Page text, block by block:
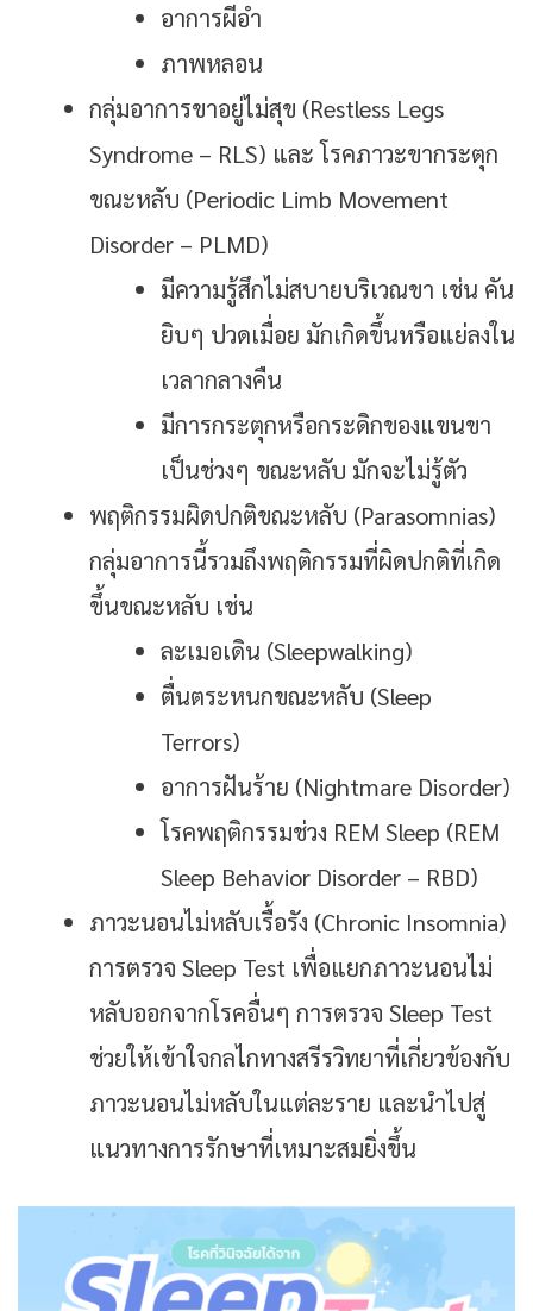
อาการผีอำ
ภาพหลอน
กลุ่มอาการขาอยู่ไม่สุข (Restless Legs
Syndrome – RLS) และโรคภาวะขากระตุก
ขณะหลับ (Periodic Limb Movement
Disorder – PLMD)
มีความรู้สึกไม่สบายบริเวณขา เช่น คัน
ยิบๆ ปวดเมื่อย มักเกิดขึ้นหรือแย่ลงใน
เวลากลางคืน
มีการกระตุกหรือกระดิกของแขนขา
เป็นช่วงๆ ขณะหลับ มักจะไม่รู้ตัว
พฤติกรรมผิดปกติขณะหลับ (Parasomnias)
กลุ่มอาการนี้รวมถึงพฤติกรรมที่ผิดปกติที่เกิด
ขึ้นขณะหลับ เช่น
ละเมอเดิน (Sleepwalking)
ตื่นตระหนกขณะหลับ (Sleep
Terrors)
อาการฝันร้าย (Nightmare Disorder)
โรคพฤติกรรมช่วง REM Sleep (REM
Sleep Behavior Disorder – RBD)
ภาวะนอนไม่หลับเรื้อรัง (Chronic Insomnia)
การตรวจ Sleep Test เพื่อแยกภาวะนอนไม่
หลับออกจากโรคอื่นๆ การตรวจ Sleep Test
ช่วยให้เข้าใจกลไกทางสรีรวิทยาที่เกี่ยวข้องกับ
ภาวะนอนไม่หลับในแต่ละราย และนำไปสู่
แนวทางการรักษาที่เหมาะสมยิ่งขึ้น